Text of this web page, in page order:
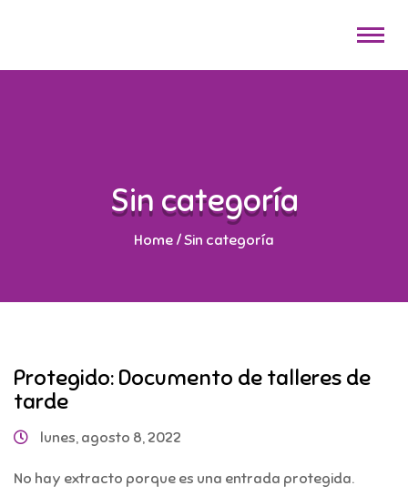
Sin categoría
Home /Sin categoría
Protegido: Documento de talleres de
tarde
lunes, agosto 8, 2022
No hay extracto porque es una entrada protegida.